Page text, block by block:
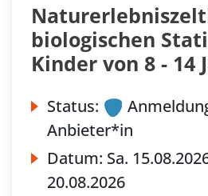
biologischen
Kinder von 8 - 14
Status:
Anbieter*in
Datum: Sa.
20.08.2026